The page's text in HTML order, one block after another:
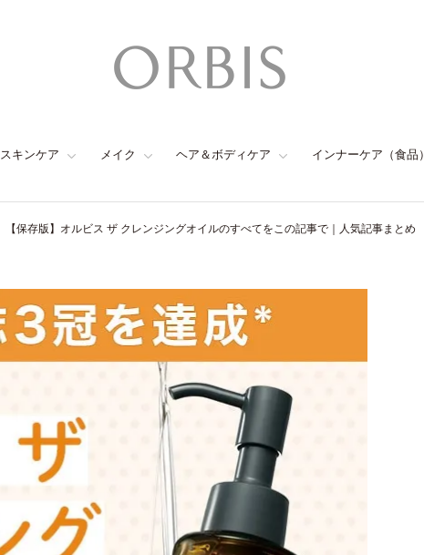
スキンケア メイク ヘア＆ボディケア インナーケア（食品）
【保存版】オルビス ザ クレンジングオイルのすべてをこの記事で｜人気記事まとめ